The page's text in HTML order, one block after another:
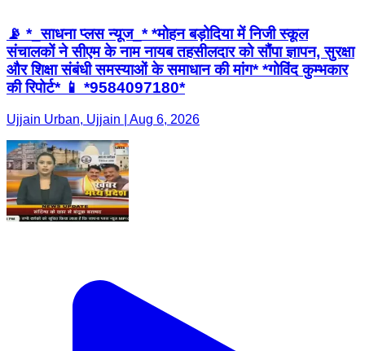
📡 *_साधना प्लस न्यूज_* *मोहन बड़ोदिया में निजी स्कूल
संचालकों ने सीएम के नाम नायब तहसीलदार को सौंपा ज्ञापन, सुरक्षा
और शिक्षा संबंधी समस्याओं के समाधान की मांग* *गोविंद कुम्भकार
की रिपोर्ट* 📱 *9584097180*
Ujjain Urban, Ujjain | Aug 6, 2026